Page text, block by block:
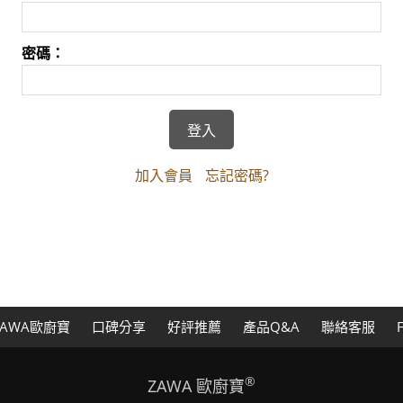
密碼：
加入會員 忘記密碼?
歐廚寶 口碑分享 好評推薦 產品Q&A 聯絡客服
ZAWA 歐廚寶®